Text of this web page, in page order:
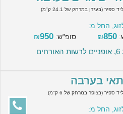
ספיר (בעידן במרחק של 24.1 ק"מ)
החל מ:
₪850 סופ"ש: ₪950
בערבה
ספיר (בצופר במרחק של 6 ק"מ)
החל מ: